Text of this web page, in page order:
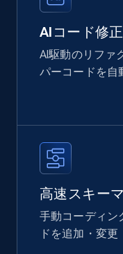
AIコード修正
AI駆動のリファ
パーコードを自
高速スキー
手動コーディン
ドを追加・変更